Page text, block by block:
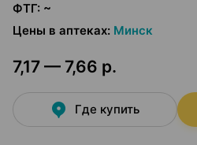
ФТГ: ~
Цены в аптеках: Минск
7,17 — 7,66 р.
Где купить